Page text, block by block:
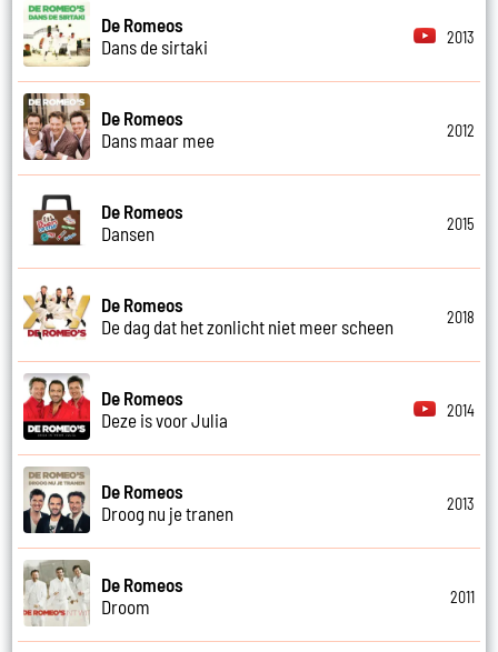
De Romeos
Dans de sirtaki
2013
De Romeos
Dans maar mee
2012
De Romeos
Dansen
2015
De Romeos
De dag dat het zonlicht niet meer scheen
2018
De Romeos
Deze is voor Julia
2014
De Romeos
Droog nu je tranen
2013
De Romeos
Droom
2011